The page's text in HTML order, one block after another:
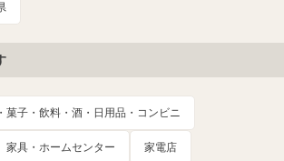
菓子・飲料・酒・日用品・コンビニ
家具・ホームセンター 家電店